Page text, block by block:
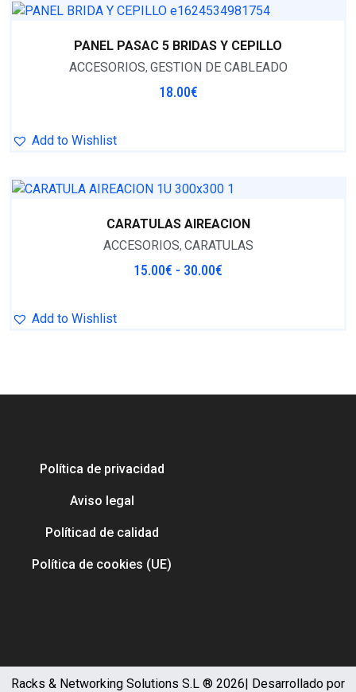
PANEL PASAC 5 BRIDAS Y CEPILLO
ACCESORIOS, GESTION DE CABLEADO
18.00€
Add to Wishlist
CARATULAS AIREACION
ACCESORIOS, CARATULAS
15.00€ - 30.00€
Add to Wishlist
Política de privacidad
Aviso legal
Políticad de calidad
Política de cookies (UE)
Racks & Networking Solutions S.L ® 2026| Desarrollado por